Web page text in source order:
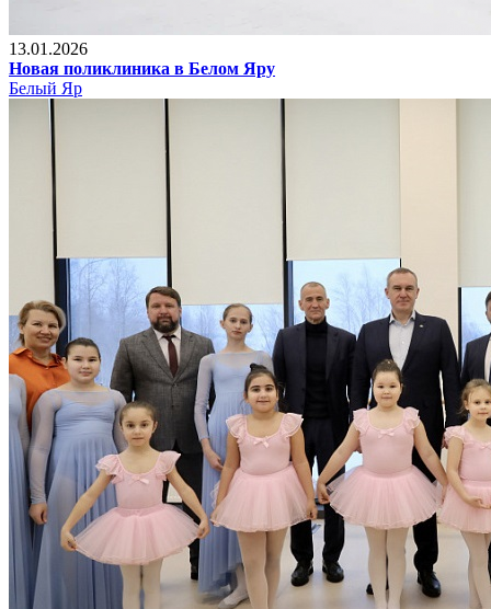
13.01.2026
Новая поликлиника в Белом Яру
Белый Яр